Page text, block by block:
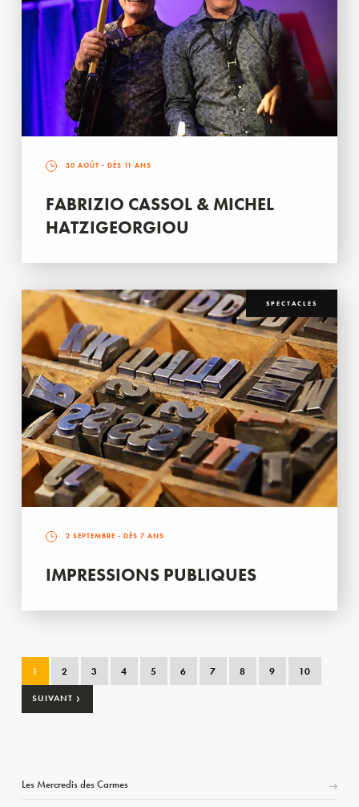
30 AOÛT - DÈS 11 ANS
FABRIZIO CASSOL & MICHEL
HATZIGEORGIOU
SPECTACLES
2 SEPTEMBRE - DÈS 7 ANS
IMPRESSIONS PUBLIQUES
1 2 3 4 5 6 7 8 9 10
SUIVANT ›
Les Mercredis des Carmes